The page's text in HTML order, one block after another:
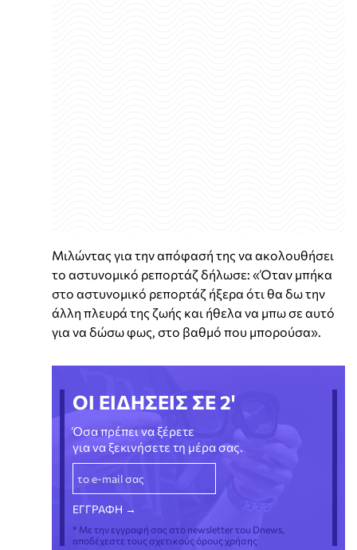
Μιλώντας για την απόφασή της να ακολουθήσει
το αστυνομικό ρεπορτάζ δήλωσε: «Όταν μπήκα
στο αστυνομικό ρεπορτάζ ήξερα ότι θα δω την
άλλη πλευρά της ζωής και ήθελα να μπω σε αυτό
για να δώσω φως, στο βαθμό που μπορούσα».
ΟΙ ΕΙΔΗΣΕΙΣ ΣΕ 2'
Όσα πρέπει να ξέρετε
για να ξεκινήσετε τη μέρα σας.
* Με την εγγραφή σας στο newsletter του Dnews,
αποδέχεστε τους σχετικούς όρους χρήσης